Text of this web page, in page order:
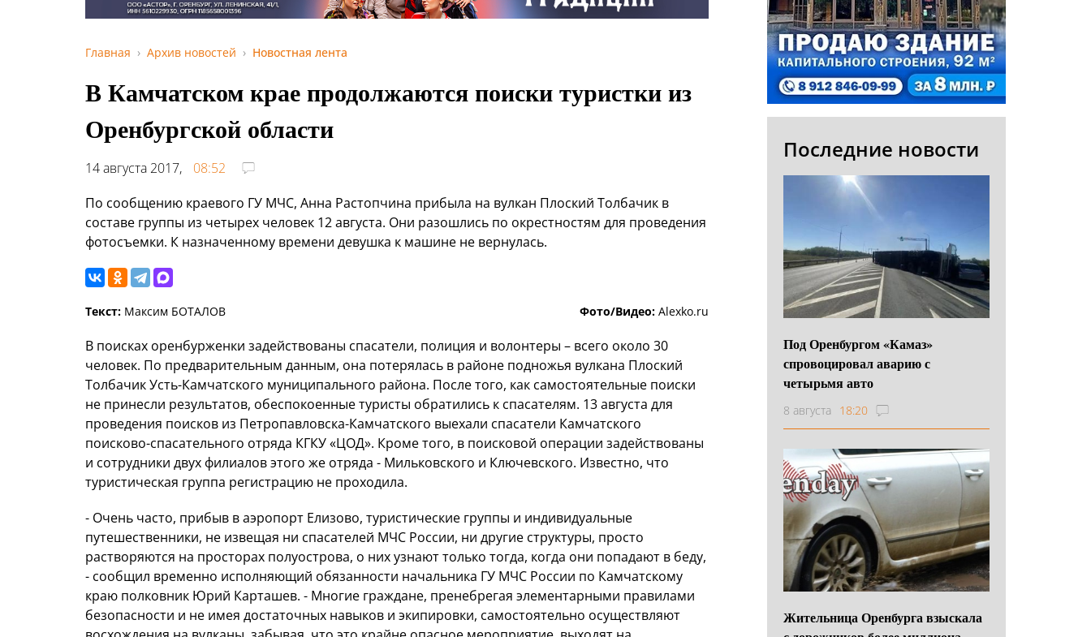
Главная Архив новостей Новостная лента
В Камчатском крае продолжаются поиски туристки из
Оренбургской области
14 августа 2017,
08:52
По сообщению краевого ГУ МЧС, Анна Растопчина прибыла на вулкан Плоский Толбачик в
составе группы из четырех человек 12 августа. Они разошлись по окрестностям для проведения
фотосъемки. К назначенному времени девушка к машине не вернулась.
Текст: Максим БОТАЛОВ Фото/Видео: Alexko.ru
В поисках оренбурженки задействованы спасатели, полиция и волонтеры – всего около 30
человек. По предварительным данным, она потерялась в районе подножья вулкана Плоский
Толбачик Усть-Камчатского муниципального района. После того, как самостоятельные поиски
не принесли результатов, обеспокоенные туристы обратились к спасателям. 13 августа для
проведения поисков из Петропавловска-Камчатского выехали спасатели Камчатского
поисково-спасательного отряда КГКУ «ЦОД». Кроме того, в поисковой операции задействованы
и сотрудники двух филиалов этого же отряда - Мильковского и Ключевского. Известно, что
туристическая группа регистрацию не проходила.
- Очень часто, прибыв в аэропорт Елизово, туристические группы и индивидуальные
путешественники, не извещая ни спасателей МЧС России, ни другие структуры, просто
растворяются на просторах полуострова, о них узнают только тогда, когда они попадают в беду,
- сообщил временно исполняющий обязанности начальника ГУ МЧС России по Камчатскому
краю полковник Юрий Карташев. - Многие граждане, пренебрегая элементарными правилами
безопасности и не имея достаточных навыков и экипировки, самостоятельно осуществляют
Последние новости
Под Оренбургом «Камаз»
спровоцировал аварию с
четырьмя авто
8 августа 18:20
Жительница Оренбурга взыскала